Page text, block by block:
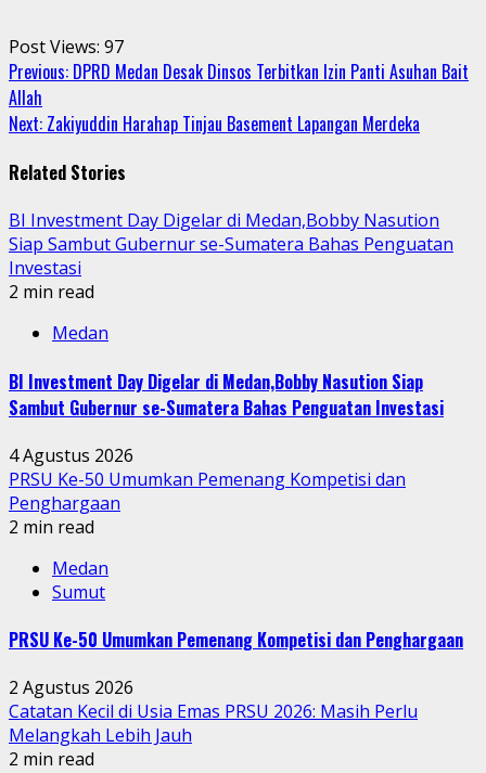
Post Views: 97
Continue
Reading
Previous: DPRD Medan Desak Dinsos Terbitkan Izin Panti Asuhan Bait
Allah
Next: Zakiyuddin Harahap Tinjau Basement Lapangan Merdeka
Related Stories
BI Investment Day Digelar di Medan,Bobby Nasution
Siap Sambut Gubernur se-Sumatera Bahas Penguatan
Investasi
2 min read
Medan
BI Investment Day Digelar di Medan,Bobby Nasution Siap
Sambut Gubernur se-Sumatera Bahas Penguatan Investasi
4 Agustus 2026
PRSU Ke-50 Umumkan Pemenang Kompetisi dan
Penghargaan
2 min read
Medan
Sumut
PRSU Ke-50 Umumkan Pemenang Kompetisi dan Penghargaan
2 Agustus 2026
Catatan Kecil di Usia Emas PRSU 2026: Masih Perlu
Melangkah Lebih Jauh
2 min read